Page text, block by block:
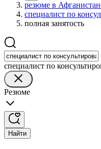
резюме в
специалист по
полная занятость
специалист по
Резюме
Найти